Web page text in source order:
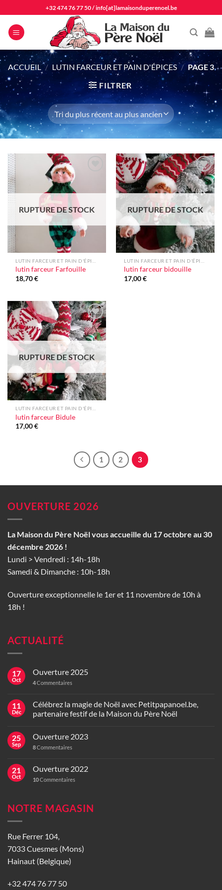
au
contenu
+32 474 76 77 50/info[at]lamaisonduperenoel.be
ACCUEIL / LUTIN FARCEUR ET PAIN D'ÉPICES / PAGE 3
FILTRER
d'envie
RUPTURE DE STOCK
lutin farceur Farfouille
18,70€
Ajouter
à la liste
d'envie
RUPTURE DE STOCK
lutin farceur bidouille
17,00€
Ajouter
à la liste
d'envie
RUPTURE DE STOCK
lutin farceur Bidule
17,00€
1 2 3
OUVERTURE 2026
La Maison du Père Noël vous accueille du 17 octobre au 30
décembre 2026 !
Lundi > Vendredi : 14h-18h
Samedi & Dimanche : 10h-18h
Ouverture exceptionnelle le 1er et 11 novembre de 10h à
18h !
ACTUALITÉ
17
Oct
Ouverture 2025
4Commentaires
11
Déc
Célébrez la magie de Noël avec Petitpapanoel.be,
partenaire festif de la Maison du Père Noël
25
Sep
Ouverture 2023
8Commentaires
21
Oct
Ouverture 2022
10Commentaires
NOTRE MAGASIN
Rue Ferrer 104,
7033 Cuesmes (Mons)
Hainaut (Belgique)
+32 474 76 77 50